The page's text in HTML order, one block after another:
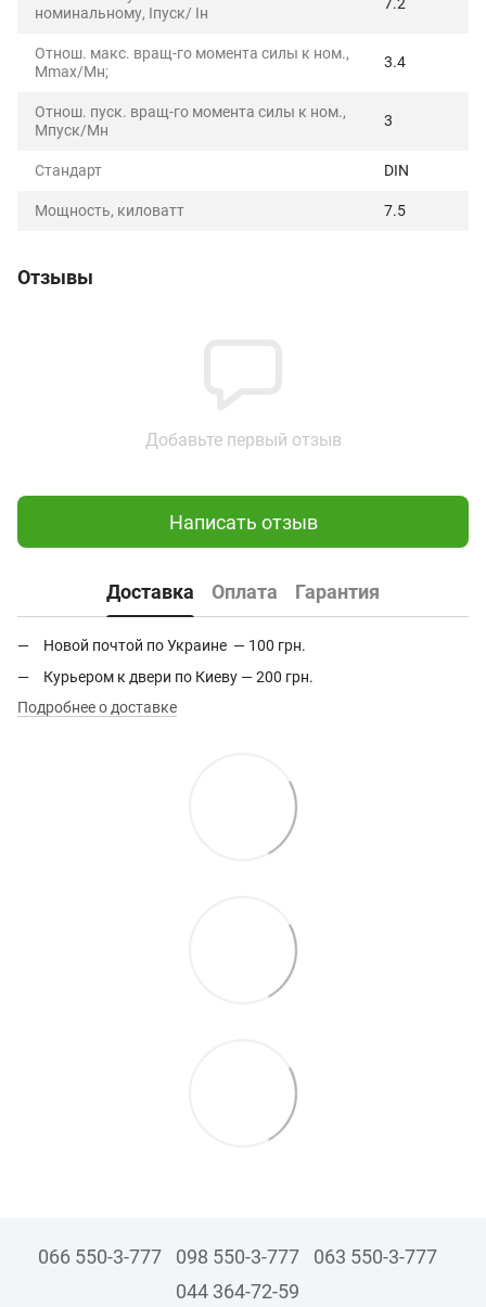
номинальному, Iпуск/ Iн
7.2
Отнош. макс. вращ-го момента силы к ном.,
Mmax/Mн;
3.4
Отнош. пуск. вращ-го момента силы к ном.,
Mпуск/Mн
3
Стандарт DIN
Мощность, киловатт 7.5
Отзывы
Добавьте первый отзыв
Написать отзыв
Доставка Оплата Гарантия
Новой почтой по Украине — 100 грн.
Курьером к двери по Киеву — 200 грн.
Подробнее о доставке
066 550-3-777 098 550-3-777
063 550-3-777
044 364-72-59